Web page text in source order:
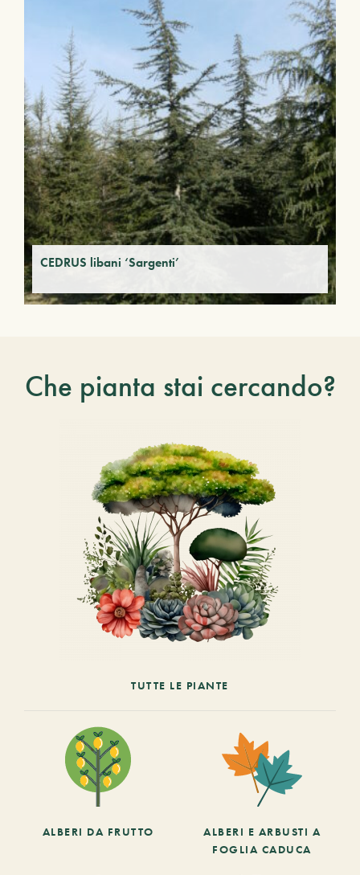
CEDRUS libani ‘Sargenti’
Che pianta stai cercando?
TUTTE LE PIANTE
ALBERI DA FRUTTO
ALBERI E ARBUSTI A
FOGLIA CADUCA